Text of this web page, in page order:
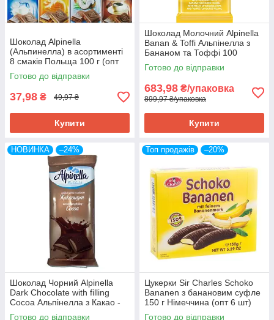
Шоколад Alpinella
(Альпинелла) в асортименті
8 смаків Польща 100 г (опт
24 шт)
Готово до відправки
37,98 ₴ 49,97 ₴
Купити
Шоколад Молочний Alpinella
Banan & Toffi Альпінелла з
Бананом та Тоффі 100
г Польща (19 шт/1 уп)
Готово до відправки
683,98 ₴/упаковка
899,97 ₴/упаковка
Купити
НОВИНКА –24%
Шоколад Чорний Alpinella
Dark Chocolate with filling
Cocoa Альпінелла з Какао -
Начинкою 100 г Польща (19
Готово до відправки
Топ продажів –20%
Цукерки Sir Charles Schoko
Bananen з банановим суфле
150 г Німеччина (опт 6 шт)
Готово до відправки